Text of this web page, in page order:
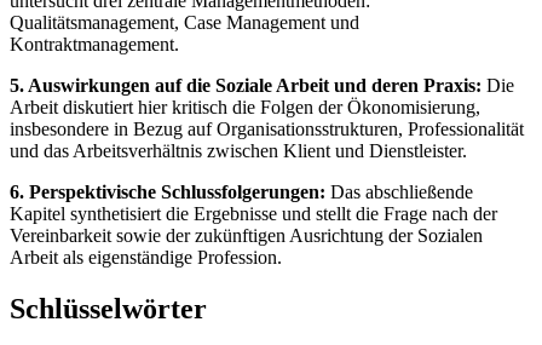
Qualitätsmanagement, Case Management und
Kontraktmanagement.
5. Auswirkungen auf die Soziale Arbeit und deren Praxis: Die
Arbeit diskutiert hier kritisch die Folgen der Ökonomisierung,
insbesondere in Bezug auf Organisationsstrukturen, Professionalität
und das Arbeitsverhältnis zwischen Klient und Dienstleister.
6. Perspektivische Schlussfolgerungen: Das abschließende
Kapitel synthetisiert die Ergebnisse und stellt die Frage nach der
Vereinbarkeit sowie der zukünftigen Ausrichtung der Sozialen
Arbeit als eigenständige Profession.
Schlüsselwörter